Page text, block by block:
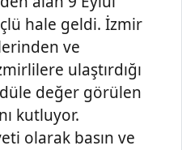
hale geldi. İzmir
ve
ulaştırdığı
değer görülen
kutluyor.
olarak basın ve